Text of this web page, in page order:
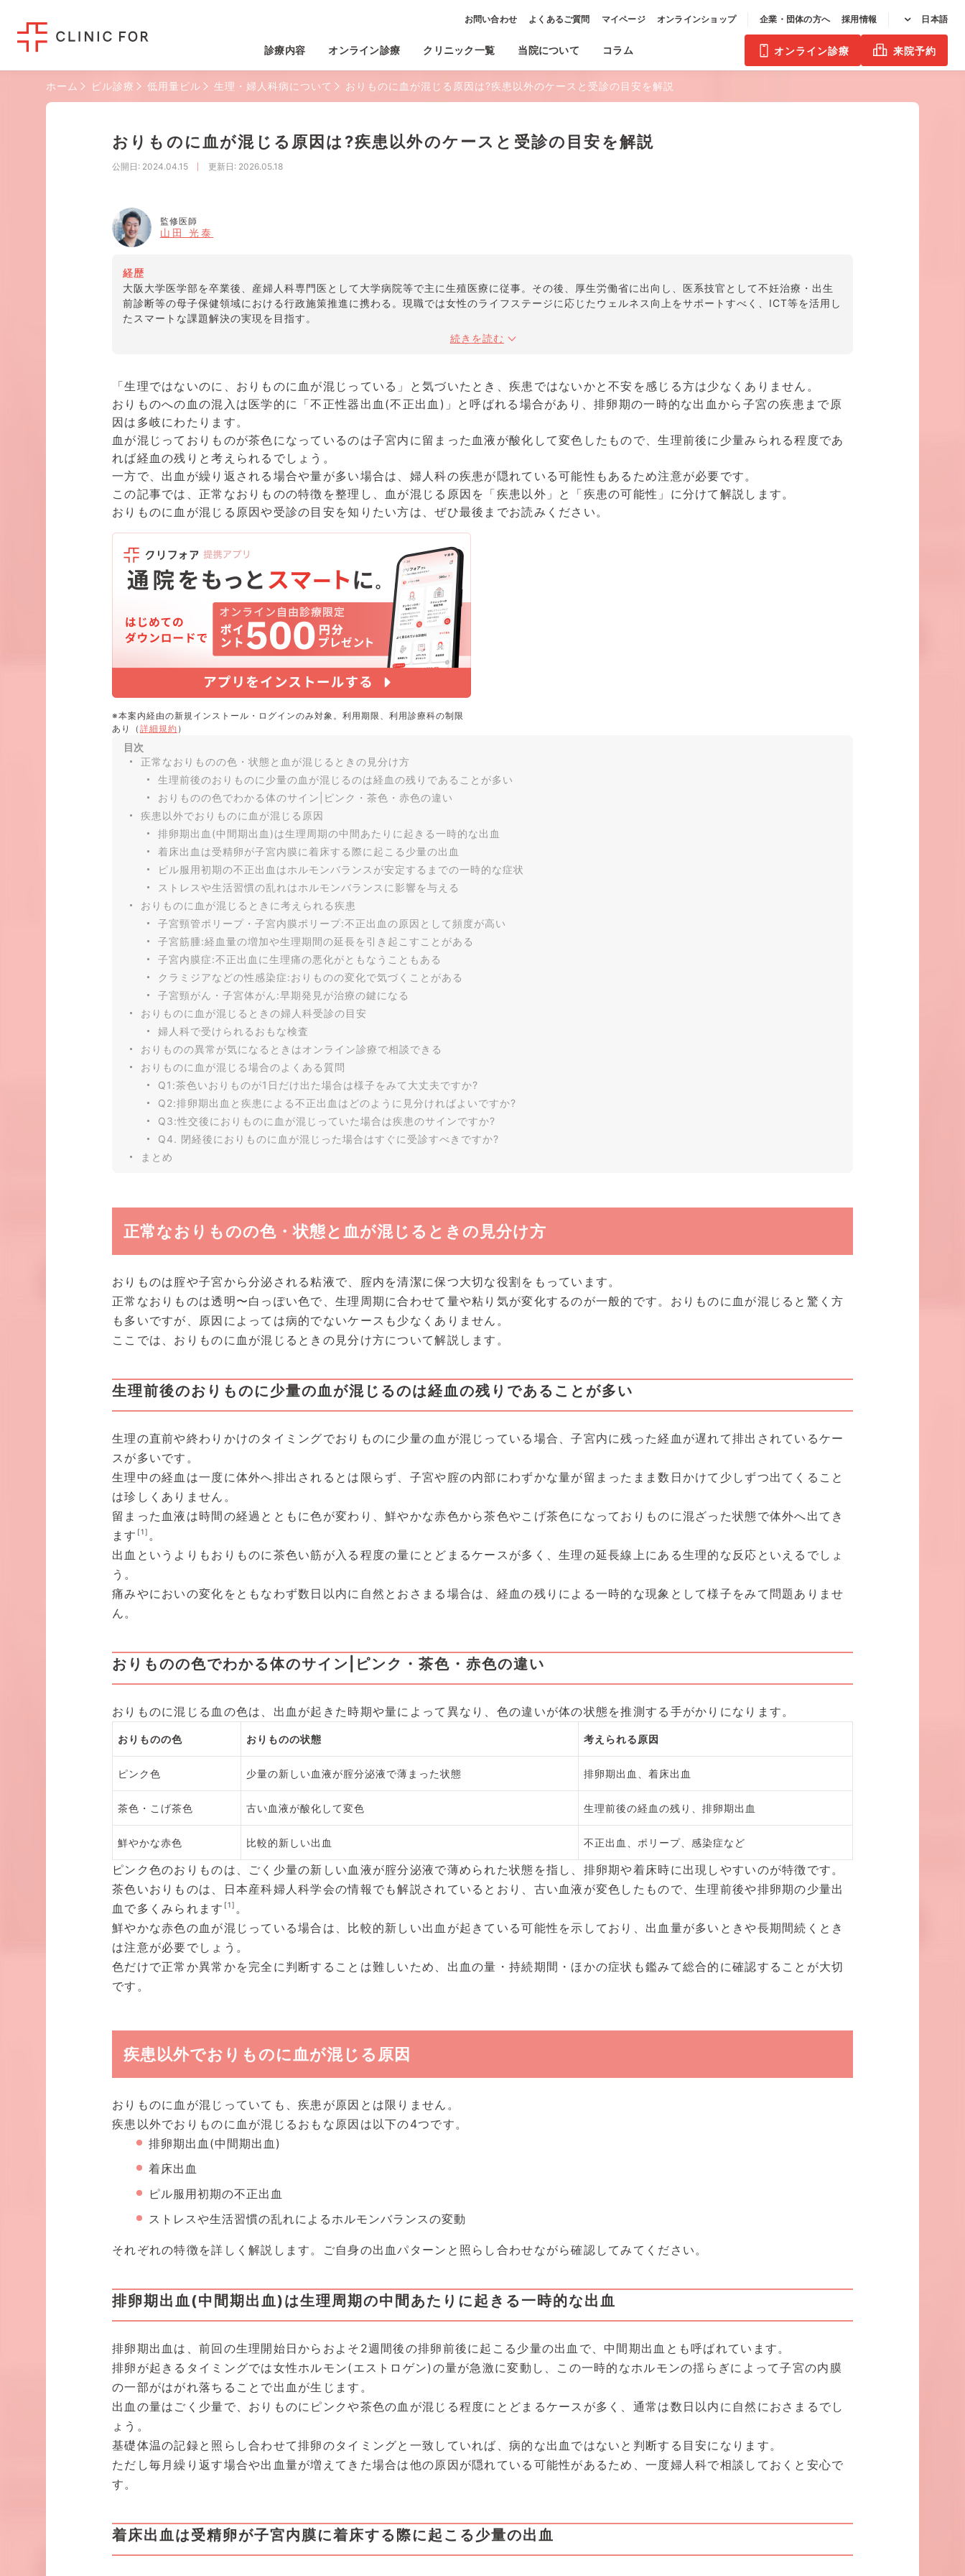
診療内容 オンライン診療 クリニック一覧 当院について コラム
お問い合わせ よくあるご質問 マイページ オンラインショップ 企業・団体の方へ 採用情報 日本語
来院予約
オンライン診療
ホーム ピル診療 低用量ピル 生理・婦人科病について おりものに血が混じる原因は?疾患以外のケースと受診の目安を解説
おりものに血が混じる原因は?疾患以外のケースと受診の目安を解説
公開日 : 2024.04.15 更新日 : 2026.05.18
監修医師
山田 光泰
経歴
大阪大学医学部を卒業後、産婦人科専門医として大学病院等で主に生殖医療に従事。その後、厚生労働省に出向し、医系技官として不妊治療・出生
前診断等の母子保健領域における行政施策推進に携わる。現職では女性のライフステージに応じたウェルネス向上をサポートすべく、ICT等を活用し
たスマートな課題解決の実現を目指す。
・母体保護法指定医
・日本医師会認定 産業医
所属学会
・日本産科婦人科学会
・日本生殖医学会
続きを読む
「生理ではないのに、おりものに血が混じっている」と気づいたとき、疾患ではないかと不安を感じる方は少なくありません。
おりものへの血の混入は医学的に「不正性器出血(不正出血)」と呼ばれる場合があり、排卵期の一時的な出血から子宮の疾患まで原
因は多岐にわたります。
血が混じっておりものが茶色になっているのは子宮内に留まった血液が酸化して変色したもので、生理前後に少量みられる程度であ
れば経血の残りと考えられるでしょう。
一方で、出血が繰り返される場合や量が多い場合は、婦人科の疾患が隠れている可能性もあるため注意が必要です。
この記事では、正常なおりものの特徴を整理し、血が混じる原因を「疾患以外」と「疾患の可能性」に分けて解説します。
おりものに血が混じる原因や受診の目安を知りたい方は、ぜひ最後までお読みください。
※本案内経由の新規インストール・ログインのみ対象。利用期限、利用診療科の制限
あり（ 詳細規約 ）
目次
正常なおりものの色・状態と血が混じるときの見分け方
生理前後のおりものに少量の血が混じるのは経血の残りであることが多い
おりものの色でわかる体のサイン|ピンク・茶色・赤色の違い
疾患以外でおりものに血が混じる原因
排卵期出血(中間期出血)は生理周期の中間あたりに起きる一時的な出血
着床出血は受精卵が子宮内膜に着床する際に起こる少量の出血
ピル服用初期の不正出血はホルモンバランスが安定するまでの一時的な症状
ストレスや生活習慣の乱れはホルモンバランスに影響を与える
おりものに血が混じるときに考えられる疾患
子宮頸管ポリープ・子宮内膜ポリープ:不正出血の原因として頻度が高い
子宮筋腫:経血量の増加や生理期間の延長を引き起こすことがある
子宮内膜症:不正出血に生理痛の悪化がともなうこともある
クラミジアなどの性感染症:おりものの変化で気づくことがある
子宮頸がん・子宮体がん:早期発見が治療の鍵になる
おりものに血が混じるときの婦人科受診の目安
婦人科で受けられるおもな検査
おりものの異常が気になるときはオンライン診療で相談できる
おりものに血が混じる場合のよくある質問
Q1:茶色いおりものが1日だけ出た場合は様子をみて大丈夫ですか?
Q2:排卵期出血と疾患による不正出血はどのように見分ければよいですか?
Q3:性交後におりものに血が混じっていた場合は疾患のサインですか?
Q4. 閉経後におりものに血が混じった場合はすぐに受診すべきですか?
まとめ
正常なおりものの色・状態と血が混じるときの見分け方
おりものは腟や子宮から分泌される粘液で、腟内を清潔に保つ大切な役割をもっています。
正常なおりものは透明〜白っぽい色で、生理周期に合わせて量や粘り気が変化するのが一般的です。おりものに血が混じると驚く方
も多いですが、原因によっては病的でないケースも少なくありません。
ここでは、おりものに血が混じるときの見分け方について解説します。
生理前後のおりものに少量の血が混じるのは経血の残りであることが多い
生理の直前や終わりかけのタイミングでおりものに少量の血が混じっている場合、子宮内に残った経血が遅れて排出されているケー
スが多いです。
生理中の経血は一度に体外へ排出されるとは限らず、子宮や腟の内部にわずかな量が留まったまま数日かけて少しずつ出てくること
は珍しくありません。
留まった血液は時間の経過とともに色が変わり、鮮やかな赤色から茶色やこげ茶色になっておりものに混ざった状態で体外へ出てき
ます [1] 。
出血というよりもおりものに茶色い筋が入る程度の量にとどまるケースが多く、生理の延長線上にある生理的な反応といえるでしょ
う。
痛みやにおいの変化をともなわず数日以内に自然とおさまる場合は、経血の残りによる一時的な現象として様子をみて問題ありませ
ん。
おりものの色でわかる体のサイン|ピンク・茶色・赤色の違い
おりものに混じる血の色は、出血が起きた時期や量によって異なり、色の違いが体の状態を推測する手がかりになります。
おりものの色 おりものの状態 考えられる原因
ピンク色 少量の新しい血液が腟分泌液で薄まった状態 排卵期出血、着床出血
茶色・こげ茶色 古い血液が酸化して変色 生理前後の経血の残り、排卵期出血
鮮やかな赤色 比較的新しい出血 不正出血、ポリープ、感染症など
ピンク色のおりものは、ごく少量の新しい血液が腟分泌液で薄められた状態を指し、排卵期や着床時に出現しやすいのが特徴です。
茶色いおりものは、日本産科婦人科学会の情報でも解説されているとおり、古い血液が変色したもので、生理前後や排卵期の少量出
血で多くみられます [1] 。
鮮やかな赤色の血が混じっている場合は、比較的新しい出血が起きている可能性を示しており、出血量が多いときや長期間続くとき
は注意が必要でしょう。
色だけで正常か異常かを完全に判断することは難しいため、出血の量・持続期間・ほかの症状も鑑みて総合的に確認することが大切
です。
疾患以外でおりものに血が混じる原因
おりものに血が混じっていても、疾患が原因とは限りません。
疾患以外でおりものに血が混じるおもな原因は以下の4つです。
排卵期出血(中間期出血)
着床出血
ピル服用初期の不正出血
ストレスや生活習慣の乱れによるホルモンバランスの変動
それぞれの特徴を詳しく解説します。ご自身の出血パターンと照らし合わせながら確認してみてください。
排卵期出血(中間期出血)は生理周期の中間あたりに起きる一時的な出血
排卵期出血は、前回の生理開始日からおよそ2週間後の排卵前後に起こる少量の出血で、中間期出血とも呼ばれています。
排卵が起きるタイミングでは女性ホルモン(エストロゲン)の量が急激に変動し、この一時的なホルモンの揺らぎによって子宮の内膜
の一部がはがれ落ちることで出血が生じます。
出血の量はごく少量で、おりものにピンクや茶色の血が混じる程度にとどまるケースが多く、通常は数日以内に自然におさまるでし
ょう。
基礎体温の記録と照らし合わせて排卵のタイミングと一致していれば、病的な出血ではないと判断する目安になります。
ただし毎月繰り返す場合や出血量が増えてきた場合は他の原因が隠れている可能性があるため、一度婦人科で相談しておくと安心で
す。
着床出血は受精卵が子宮内膜に着床する際に起こる少量の出血